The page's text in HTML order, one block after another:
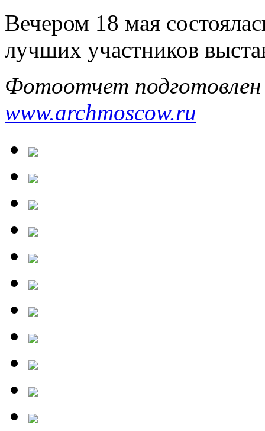
Вечером 18 мая
лучших участников
Фотоотчет
www.archmoscow.ru